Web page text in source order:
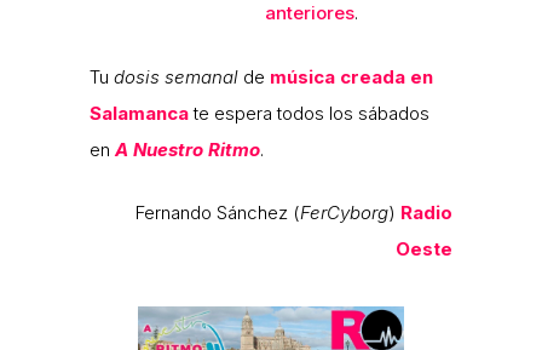
anteriores.
Tu dosis semanal de música creada en
Salamancate espera todos los sábados
enA Nuestro Ritmo.
Fernando Sánchez (FerCyborg) Radio
Oeste